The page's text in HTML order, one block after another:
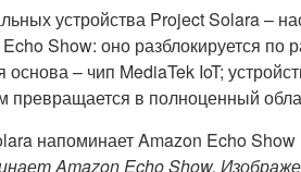
устройства Project Solara –
Show: оно разблокируется по
– чип MediaTek IoT;
в полноценный
Amazon Echo Show.